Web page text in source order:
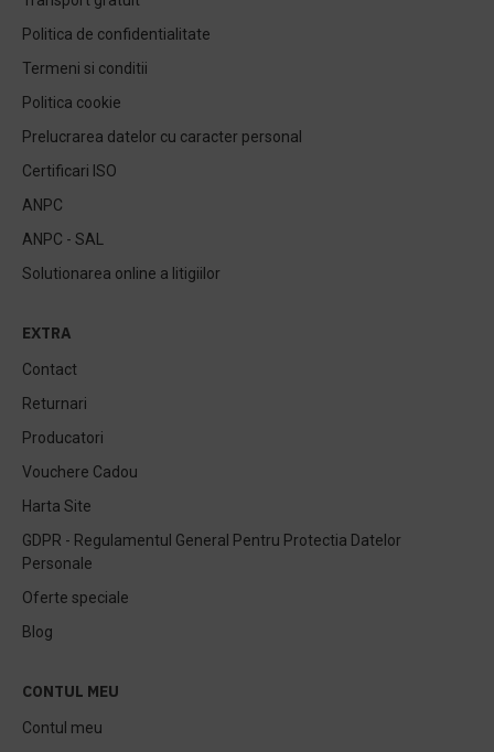
Politica de confidentialitate
Termeni si conditii
Politica cookie
Prelucrarea datelor cu caracter personal
Certificari ISO
ANPC
ANPC - SAL
Solutionarea online a litigiilor
EXTRA
Contact
Returnari
Producatori
Vouchere Cadou
Harta Site
GDPR - Regulamentul General Pentru Protectia Datelor
Personale
Oferte speciale
Blog
CONTUL MEU
Contul meu